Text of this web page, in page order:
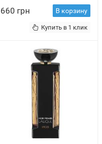
660 грн В корзину
Купить в 1 клик